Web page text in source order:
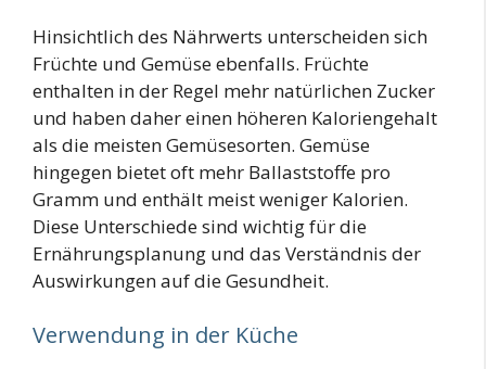
Hinsichtlich des Nährwerts unterscheiden sich
Früchte und Gemüse ebenfalls. Früchte
enthalten in der Regel mehr natürlichen Zucker
und haben daher einen höheren Kaloriengehalt
als die meisten Gemüsesorten. Gemüse
hingegen bietet oft mehr Ballaststoffe pro
Gramm und enthält meist weniger Kalorien.
Diese Unterschiede sind wichtig für die
Ernährungsplanung und das Verständnis der
Auswirkungen auf die Gesundheit.
Verwendung in der Küche